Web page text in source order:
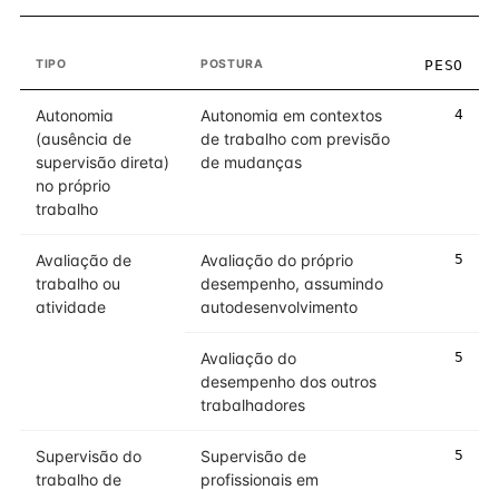
TIPO POSTURA PESO
Autonomia
(ausência de
supervisão direta)
no próprio
trabalho
Autonomia em contextos
de trabalho com previsão
de mudanças
4
Avaliação de
trabalho ou
atividade
Avaliação do próprio
desempenho, assumindo
autodesenvolvimento
5
Avaliação do
desempenho dos outros
trabalhadores
5
Supervisão do
trabalho de
Supervisão de
profissionais em
5